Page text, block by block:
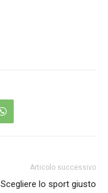
Articolo successivo
Scegliere lo sport giusto